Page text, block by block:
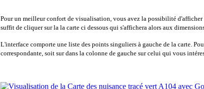
Pour un meilleur confort de visualisation, vous avez la possibilité
suffit de cliquer sur la la carte ci dessous qui s'affichera alors aux
L'interface comporte une liste des points singuliers à gauche de la carte.
correspondante, soit sur dans la colonne de gauche sur celui qui vous